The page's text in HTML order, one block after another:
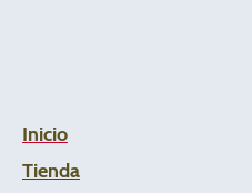
Inicio
Tienda